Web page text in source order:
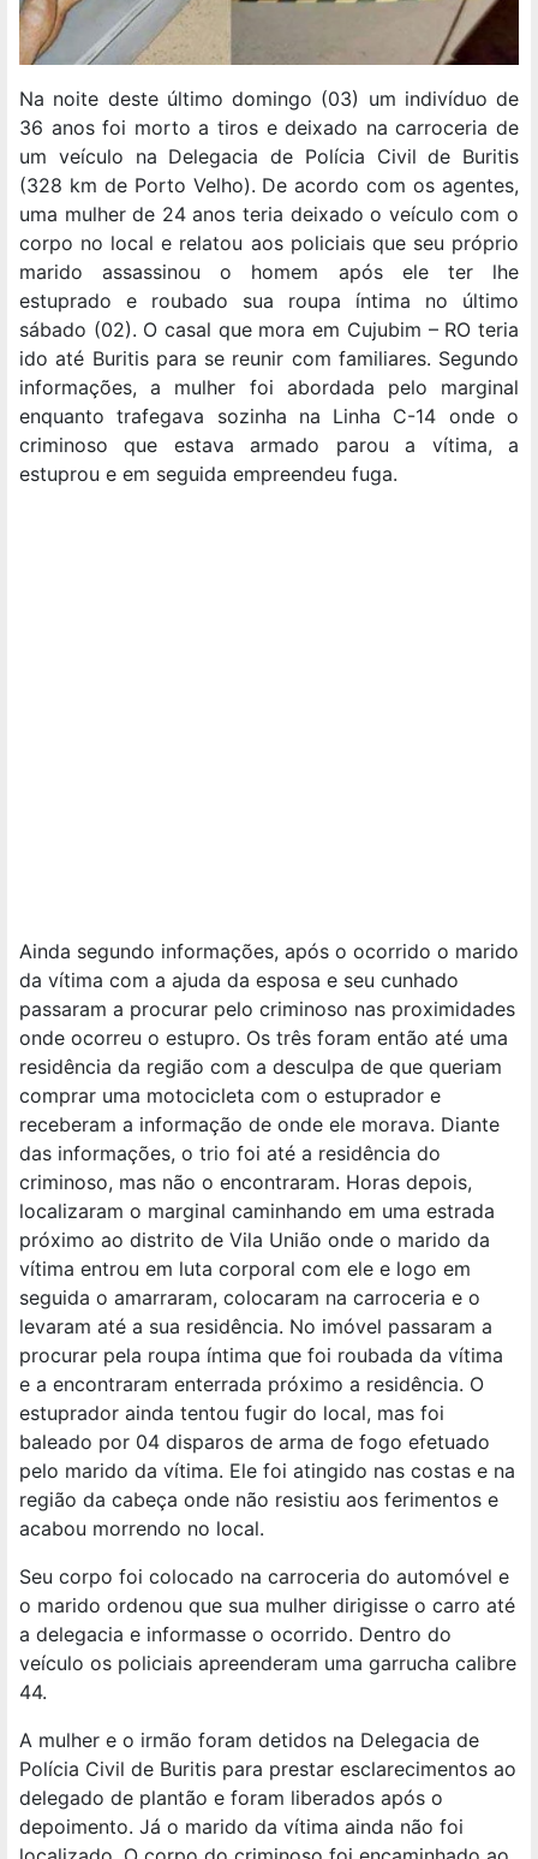
Na noite deste último domingo (03) um indivíduo de
36 anos foi morto a tiros e deixado na carroceria de
um veículo na Delegacia de Polícia Civil de Buritis
(328 km de Porto Velho). De acordo com os agentes,
uma mulher de 24 anos teria deixado o veículo com o
corpo no local e relatou aos policiais que seu próprio
marido assassinou o homem após ele ter lhe
estuprado e roubado sua roupa íntima no último
sábado (02). O casal que mora em Cujubim – RO teria
ido até Buritis para se reunir com familiares. Segundo
informações, a mulher foi abordada pelo marginal
enquanto trafegava sozinha na Linha C-14 onde o
criminoso que estava armado parou a vítima, a
estuprou e em seguida empreendeu fuga.
Ainda segundo informações, após o ocorrido o marido
da vítima com a ajuda da esposa e seu cunhado
passaram a procurar pelo criminoso nas proximidades
onde ocorreu o estupro. Os três foram então até uma
residência da região com a desculpa de que queriam
comprar uma motocicleta com o estuprador e
receberam a informação de onde ele morava. Diante
das informações, o trio foi até a residência do
criminoso, mas não o encontraram. Horas depois,
localizaram o marginal caminhando em uma estrada
próximo ao distrito de Vila União onde o marido da
vítima entrou em luta corporal com ele e logo em
seguida o amarraram, colocaram na carroceria e o
levaram até a sua residência. No imóvel passaram a
procurar pela roupa íntima que foi roubada da vítima
e a encontraram enterrada próximo a residência. O
estuprador ainda tentou fugir do local, mas foi
baleado por 04 disparos de arma de fogo efetuado
pelo marido da vítima. Ele foi atingido nas costas e na
região da cabeça onde não resistiu aos ferimentos e
acabou morrendo no local.
Seu corpo foi colocado na carroceria do automóvel e
o marido ordenou que sua mulher dirigisse o carro até
a delegacia e informasse o ocorrido. Dentro do
veículo os policiais apreenderam uma garrucha calibre
44.
A mulher e o irmão foram detidos na Delegacia de
Polícia Civil de Buritis para prestar esclarecimentos ao
delegado de plantão e foram liberados após o
depoimento. Já o marido da vítima ainda não foi